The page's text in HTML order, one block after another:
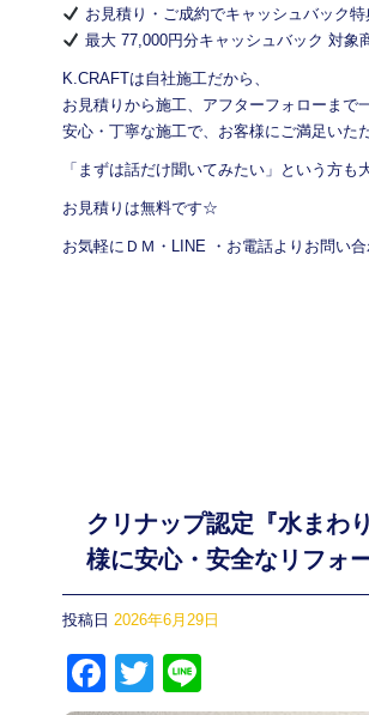
お見積り・ご成約でキャッシュバック特
最大 77,000円分キャッシュバック 対象
K.CRAFTは自社施工だから、
お見積りから施工、アフターフォローまで
安心・丁寧な施工で、お客様にご満足いた
「まずは話だけ聞いてみたい」という方も
お見積りは無料です☆
お気軽にＤＭ・LINE ・お電話よりお問い
クリナップ認定『水まわ
様に安心・安全なリフォ
投稿日 2026年6月29日
F
T